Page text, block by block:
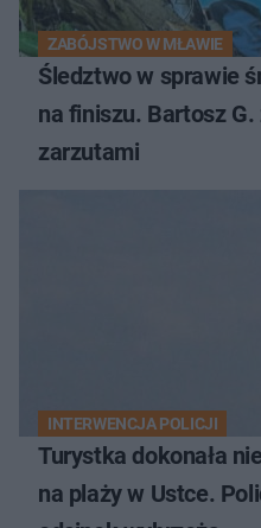
ZABÓJSTWO W MŁAWIE
Śledztwo w sprawie
na finiszu. Bartosz
zarzutami
INTERWENCJA POLICJI
Turystka dokonała
na plaży w Ustce.